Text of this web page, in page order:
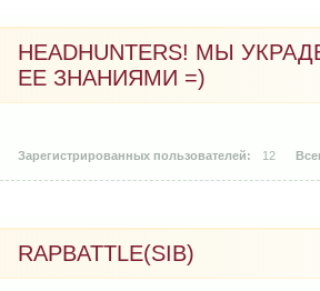
HEADHUNTERS! МЫ
ЕЕ ЗНАНИЯМИ =)
12
RAPBATTLE(SIB)